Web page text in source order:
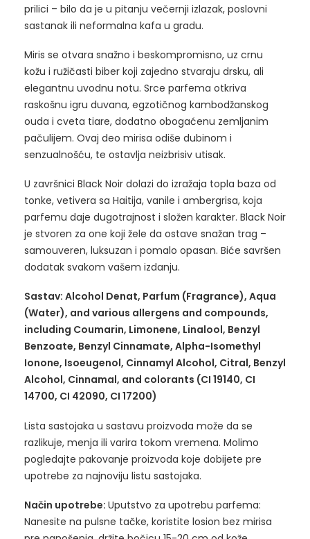
prilici – bilo da je u pitanju večernji izlazak, poslovni
sastanak ili neformalna kafa u gradu.
Miris se otvara snažno i beskompromisno, uz crnu
kožu i ružičasti biber koji zajedno stvaraju drsku, ali
elegantnu uvodnu notu. Srce parfema otkriva
raskošnu igru duvana, egzotičnog kambodžanskog
ouda i cveta tiare, dodatno obogaćenu zemljanim
pačulijem. Ovaj deo mirisa odiše dubinom i
senzualnošću, te ostavlja neizbrisiv utisak.
U završnici Black Noir dolazi do izražaja topla baza od
tonke, vetivera sa Haitija, vanile i ambergrisa, koja
parfemu daje dugotrajnost i složen karakter. Black Noir
je stvoren za one koji žele da ostave snažan trag –
samouveren, luksuzan i pomalo opasan. Biće savršen
dodatak svakom vašem izdanju.
Sastav: Alcohol Denat, Parfum (Fragrance), Aqua
(Water), and various allergens and compounds,
including Coumarin, Limonene, Linalool, Benzyl
Benzoate, Benzyl Cinnamate, Alpha-Isomethyl
Ionone, Isoeugenol, Cinnamyl Alcohol, Citral, Benzyl
Alcohol, Cinnamal, and colorants (CI 19140, CI
14700, CI 42090, CI 17200)
Lista sastojaka u sastavu proizvoda može da se
razlikuje, menja ili varira tokom vremena. Molimo
pogledajte pakovanje proizvoda koje dobijete pre
upotrebe za najnoviju listu sastojaka.
Način upotrebe: Uputstvo za upotrebu parfema:
Nanesite na pulsne tačke, koristite losion bez mirisa